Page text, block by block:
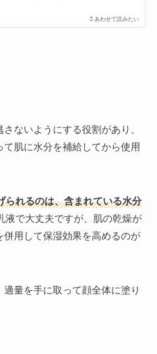
あわせて読みたい
ないようにする役割があり、
肌に水分を補給してから使用
られるのは、含まれている水分
液で大丈夫ですが、肌の乾燥が
用して保湿効果を高めるのが
量を手に取って顔全体に塗り